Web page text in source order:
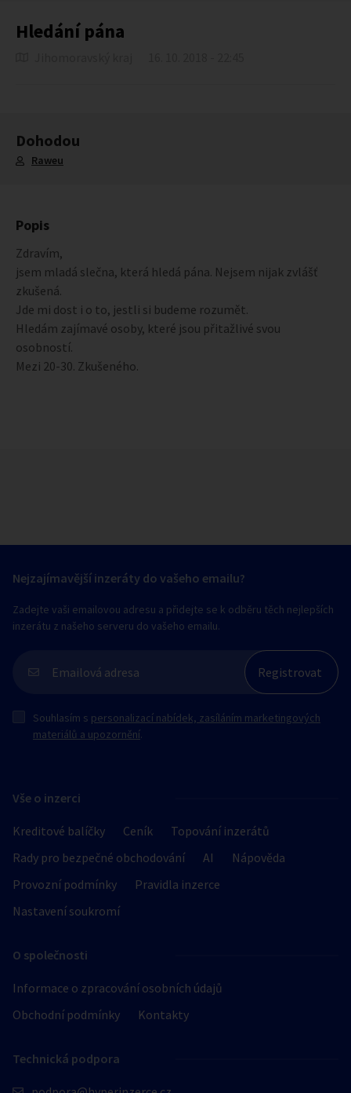
Hledání pána
Dohodou
Raweu
Popis
Zdravím,
jsem mladá slečna, která hledá pána. Nejsem nijak zvlášť
zkušená.
Jde mi dost i o to, jestli si budeme rozumět.
Hledám zajímavé osoby, které jsou přitažlivé svou
osobností.
Mezi 20-30. Zkušeného.
Vše o inzerci
Kreditové balíčky Ceník
Topování inzerátů
Rady pro bezpečné obchodování
AI
Nápověda
Provozní podmínky
Pravidla inzerce
Nastavení soukromí
O společnosti
Informace o zpracování osobních údajů
Obchodní podmínky
Kontakty
Technická podpora
Nejzajímavější inzeráty do vašeho emailu?
Zadejte vaši emailovou adresu a přidejte se k odběru těch nejlepších
inzerátu z našeho serveru do vašeho emailu.
Souhlasím s personalizací nabídek, zasíláním marketingových
materiálů a upozornění.